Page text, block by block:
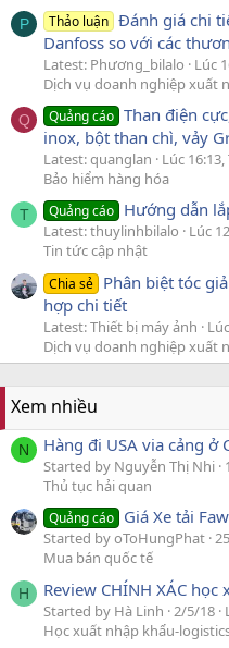
P Thảo luận Đánh giá chi
Danfoss so với các
Latest: Phương_bilalo
Lúc
Dịch vụ doanh nghiệp xuất
Q Quảng cáo Than điện
inox, bột than chì, vảy
Latest: quanglan
Lúc
Bảo hiểm hàng hóa
T Quảng cáo Hướng dẫn
Latest: thuylinhbilalo
Lúc
Tin tức cập nhật
Chia sẻ Phân biệt tóc
hợp chi tiết
Latest: Thiết bị máy ảnh
Dịch vụ doanh nghiệp xuất
Xem nhiều
N Hàng đi USA via cảng ở
Started by Nguyễn Thị Nhi
Thủ tục hải quan
Quảng cáo Giá Xe tải
Started by oToHungPhat
Mua bán quốc tế
H Review CHÍNH XÁC
Started by Hà Linh 2/5/18
Học xuất nhập khẩu-